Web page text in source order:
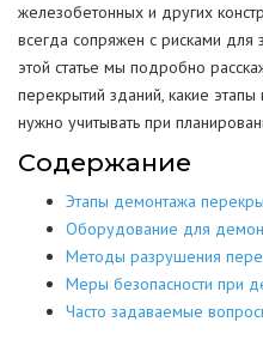
железобетонных и других
всегда сопряжен с рисками для
этой статье мы подробно
перекрытий зданий, какие этапы
нужно учитывать при
Содержание
Этапы демонтажа
Оборудование для
Методы разрушения
Меры безопасности при
Часто задаваемые